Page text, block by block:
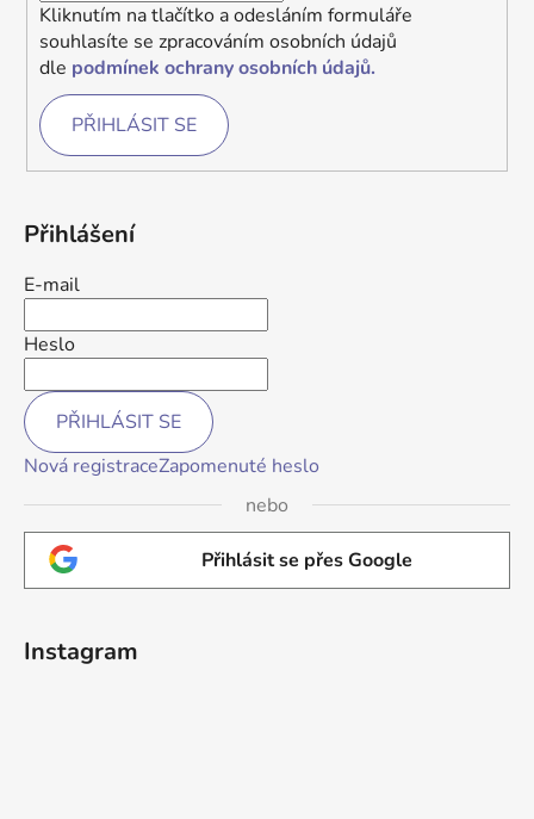
Kliknutím na tlačítko a odesláním formuláře
souhlasíte se zpracováním osobních údajů
dle podmínek ochrany osobních údajů.
PŘIHLÁSIT SE
Přihlášení
E-mail
Heslo
PŘIHLÁSIT SE
Nová registraceZapomenuté heslo
nebo
Přihlásit se přes Google
Instagram